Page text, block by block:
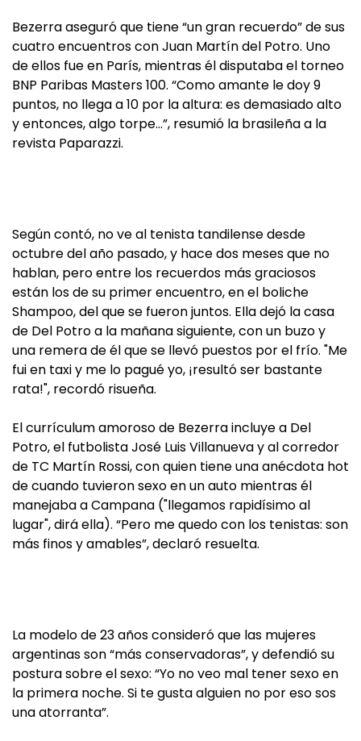
Bezerra aseguró que tiene “un gran recuerdo” de sus
cuatro encuentros con Juan Martín del Potro. Uno
de ellos fue en París, mientras él disputaba el torneo
BNP Paribas Masters 100. “Como amante le doy 9
puntos, no llega a 10 por la altura: es demasiado alto
y entonces, algo torpe…”, resumió la brasileña a la
revista Paparazzi.
Según contó, no ve al tenista tandilense desde
octubre del año pasado, y hace dos meses que no
hablan, pero entre los recuerdos más graciosos
están los de su primer encuentro, en el boliche
Shampoo, del que se fueron juntos. Ella dejó la casa
de Del Potro a la mañana siguiente, con un buzo y
una remera de él que se llevó puestos por el frío. "Me
fui en taxi y me lo pagué yo, ¡resultó ser bastante
rata!", recordó risueña.
El currículum amoroso de Bezerra incluye a Del
Potro, el futbolista José Luis Villanueva y al corredor
de TC Martín Rossi, con quien tiene una anécdota hot
de cuando tuvieron sexo en un auto mientras él
manejaba a Campana ("llegamos rapidísimo al
lugar", dirá ella). “Pero me quedo con los tenistas: son
más finos y amables”, declaró resuelta.
La modelo de 23 años consideró que las mujeres
argentinas son “más conservadoras”, y defendió su
postura sobre el sexo: “Yo no veo mal tener sexo en
la primera noche. Si te gusta alguien no por eso sos
una atorranta”.